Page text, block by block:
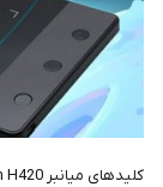
کلیدهای میانبر Huion H420